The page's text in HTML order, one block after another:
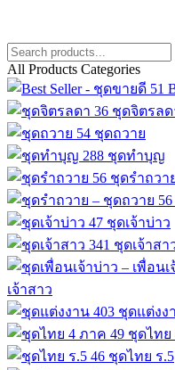
All Products Categories
51
36 ชุดจิตรลด
54 ชุดถวาย
288 ชุดทำบุญ
56 ชุดรำถวา
56
47 ชุดเจ้าบ่าว
341 ชุดเจ้าสา
เจ้าสาว
403 ชุดแต่งง
49 ชุดไทย
46 ชุดไทย ร.5